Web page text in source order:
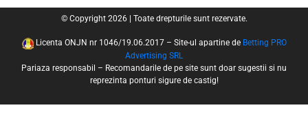
© Copyright 2026 | Toate drepturile sunt rezervate.
Licenta ONJN nr 1046/19.06.2017 – Site-ul apartine de Betting PRO
Advertising SRL
Pariaza responsabil – Recomandarile de pe site sunt doar sugestii si nu
reprezinta ponturi sigure de castig!